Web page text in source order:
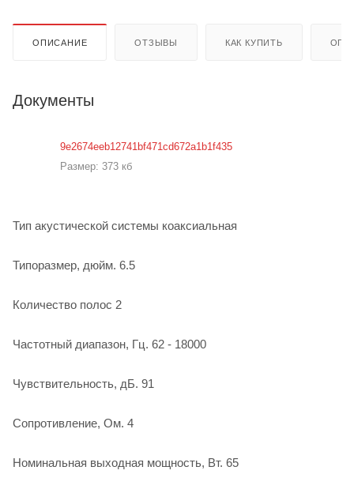
ОПИСАНИЕ ОТЗЫВЫ КАК КУПИТЬ
Документы
9e2674eeb12741bf471cd672a1b1f435
Размер: 373 кб
Тип акустической системы коаксиальная
Типоразмер, дюйм. 6.5
Количество полос 2
Частотный диапазон, Гц. 62 - 18000
Чувствительность, дБ. 91
Сопротивление, Ом. 4
Номинальная выходная мощность, Вт. 65